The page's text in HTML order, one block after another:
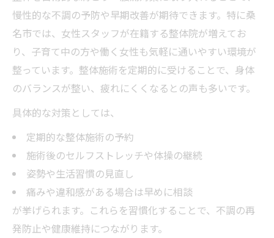
慢性的な不調の予防や早期改善が期待できます。特に桑
名市では、女性スタッフが在籍する整体院が増えてお
り、子育て中の方や働く女性も気軽に通いやすい環境が
整っています。整体施術を定期的に受けることで、身体
のバランスが整い、疲れにくくなるとの声も多いです。
具体的な対策としては、
定期的な整体施術の予約
施術後のセルフストレッチや体操の継続
姿勢や生活習慣の見直し
痛みや違和感がある場合は早めに相談
が挙げられます。これらを習慣化することで、不調の再
発防止や健康維持につながります。